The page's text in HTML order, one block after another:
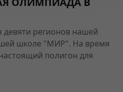
регионов нашей
школе "МИР". На время
полигон для